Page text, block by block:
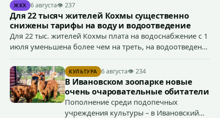
ЖКХ 6 августа👁 237
Для 22 тысяч жителей Кохмы существенно
снижены тарифы на воду и водоотведение
Для 22 тыс. жителей Кохмы плата на водоснабжение с 1
июля уменьшена более чем на треть, на водоотведение
началу работы в городе областного предприятия
«Водоканал.
КУЛЬТУРА 6 августа👁 234
В Ивановском зоопарке новые
очень очаровательные обитатели
Пополнение среди подопечных
учреждения культуры – в Ивановский